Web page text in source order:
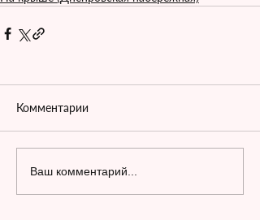
Комментарии
Ваш комментарий...